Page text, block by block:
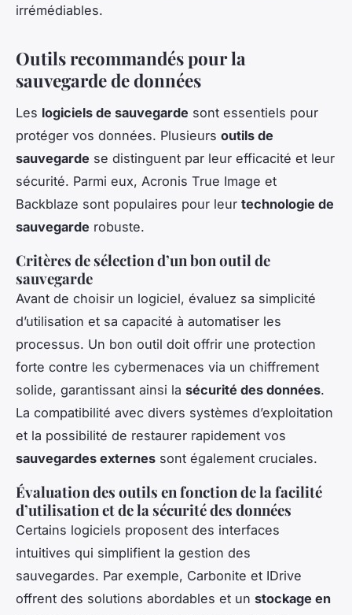
irrémédiables.
Outils recommandés pour la
sauvegarde de données
Les logiciels de sauvegarde sont essentiels pour
protéger vos données. Plusieurs outils de
sauvegarde se distinguent par leur efficacité et leur
sécurité. Parmi eux, Acronis True Image et
Backblaze sont populaires pour leur technologie de
sauvegarde robuste.
Critères de sélection d’un bon outil de
sauvegarde
Avant de choisir un logiciel, évaluez sa simplicité
d’utilisation et sa capacité à automatiser les
processus. Un bon outil doit offrir une protection
forte contre les cybermenaces via un chiffrement
solide, garantissant ainsi la sécurité des données.
La compatibilité avec divers systèmes d’exploitation
et la possibilité de restaurer rapidement vos
sauvegardes externes sont également cruciales.
Évaluation des outils en fonction de la facilité
d’utilisation et de la sécurité des données
Certains logiciels proposent des interfaces
intuitives qui simplifient la gestion des
sauvegardes. Par exemple, Carbonite et IDrive
offrent des solutions abordables et un stockage en